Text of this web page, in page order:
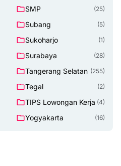
SMP (25)
Subang (5)
Sukoharjo (1)
Surabaya (28)
Tangerang Selatan (255)
Tegal (2)
TIPS Lowongan Kerja (4)
Yogyakarta (16)